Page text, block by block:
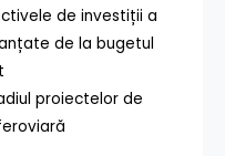
de investiții a
de la bugetul
proiectelor de